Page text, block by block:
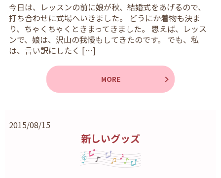
今日は、レッスンの前に娘が秋、結婚式をあげるので、
打ち合わせに式場へいきました。 どうにか着物も決ま
り、ちゃくちゃくときまってきました。 思えば、レッス
ンで、娘は、沢山の我慢もしてきたのです。 でも、私
は、言い訳にしたく […]
MORE
2015/08/15
新しいグッズ